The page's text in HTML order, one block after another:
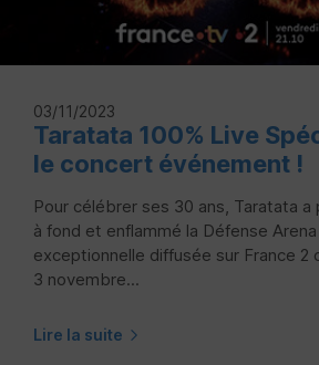
03/11/2023
Taratata 100% Live
le concert événement !
Pour célébrer ses 30 ans, Taratata a
à fond et enflammé la Défense
exceptionnelle diffusée sur France 2
3 novembre...
Lire la suite